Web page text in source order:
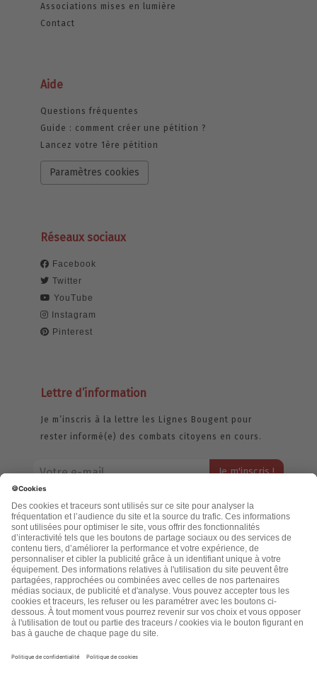
Associations mises en lumière
Contact
Aide
Questions fréquentes
Guide : comment créer une pétition ?
Lancez votre 1ère pétition
Paramètres cookies
Réseaux sociaux
Facebook
Twitter
YouTube
Instagram
Pinterest
Lettre d’information
Je m’inscris à la lettre les Lignes Bougent pour
rester informé(e) des combats citoyens en cours.
jamais échangée. Pour consulter notre politique de confidentialité,
cliquez ici.
Accueil
Politique de confidentialité
Cookies